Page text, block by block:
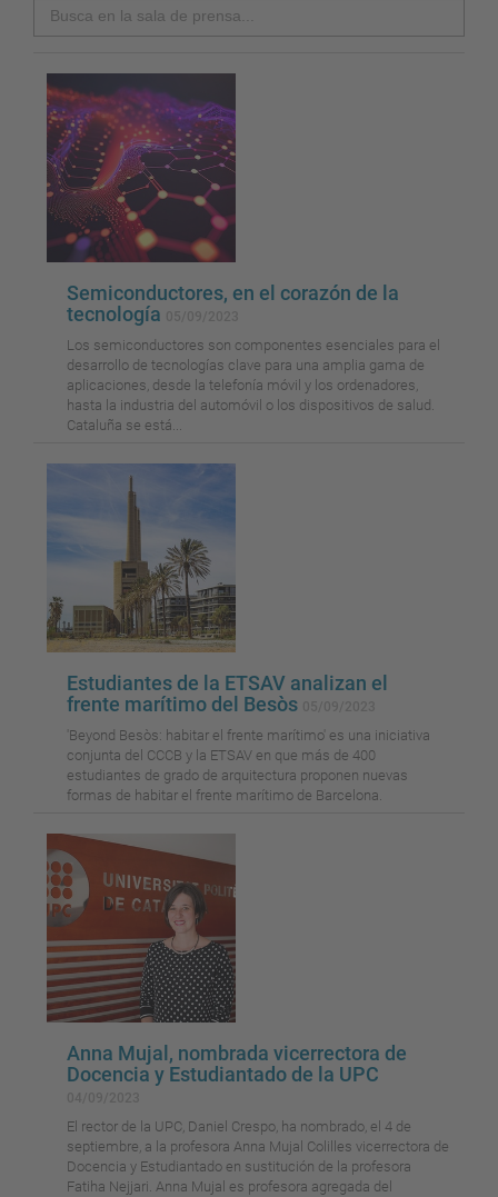
Search
Semiconductores, en el corazón de la
tecnología
Los semiconductores son componentes esenciales para el
desarrollo de tecnologías clave para una amplia gama de
aplicaciones, desde la telefonía móvil y los ordenadores,
hasta la industria del automóvil o los dispositivos de salud.
Cataluña se está...
Estudiantes de la ETSAV analizan el
frente marítimo del Besòs
'Beyond Besòs: habitar el frente marítimo' es una iniciativa
conjunta del CCCB y la ETSAV en que más de 400
estudiantes de grado de arquitectura proponen nuevas
formas de habitar el frente marítimo de Barcelona.
Anna Mujal, nombrada vicerrectora de
Docencia y Estudiantado de la UPC
El rector de la UPC, Daniel Crespo, ha nombrado, el 4 de
septiembre, a la profesora Anna Mujal Colilles vicerrectora de
Docencia y Estudiantado en sustitución de la profesora
Fatiha Nejjari. Anna Mujal es profesora agregada del